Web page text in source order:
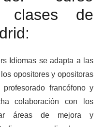
clases de
Idiomas se adapta a las
opositores y opositoras
francófono y
colaboración con los
áreas de mejora y